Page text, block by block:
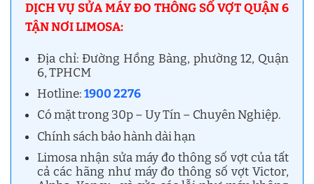
DỊCH VỤ SỬA MÁY ĐO THÔNG SỐ VỢT QUẬN 6
TẬN NƠI LIMOSA:
Địa chỉ: Đường Hồng Bàng, phường 12, Quận
6, TPHCM
Hotline:1900 2276
Có mặt trong 30p – Uy Tín – Chuyên Nghiệp.
Chính sách bảo hành dài hạn
Limosa nhận sửa máy đo thông số vợt của tất
cả các hãng như máy đo thông số vợt Victor,